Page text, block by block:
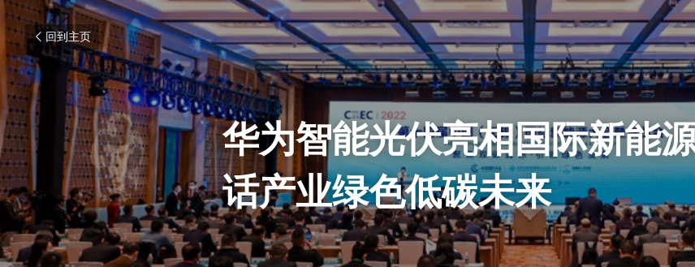
回到主页
华为智能光伏亮相国际新能
话产业绿色低碳未来